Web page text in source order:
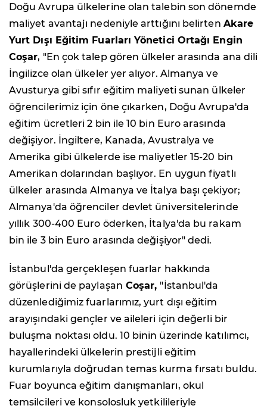
Doğu Avrupa ülkelerine olan talebin son dönemde
maliyet avantajı nedeniyle arttığını belirten Akare
Yurt Dışı Eğitim Fuarları Yönetici Ortağı Engin
Coşar, "En çok talep gören ülkeler arasında ana dili
İngilizce olan ülkeler yer alıyor. Almanya ve
Avusturya gibi sıfır eğitim maliyeti sunan ülkeler
öğrencilerimiz için öne çıkarken, Doğu Avrupa'da
eğitim ücretleri 2 bin ile 10 bin Euro arasında
değişiyor. İngiltere, Kanada, Avustralya ve
Amerika gibi ülkelerde ise maliyetler 15-20 bin
Amerikan dolarından başlıyor. En uygun fiyatlı
ülkeler arasında Almanya ve İtalya başı çekiyor;
Almanya'da öğrenciler devlet üniversitelerinde
yıllık 300-400 Euro öderken, İtalya'da bu rakam
bin ile 3 bin Euro arasında değişiyor" dedi.
İstanbul'da gerçekleşen fuarlar hakkında
görüşlerini de paylaşan Coşar, "İstanbul'da
düzenlediğimiz fuarlarımız, yurt dışı eğitim
arayışındaki gençler ve aileleri için değerli bir
buluşma noktası oldu. 10 binin üzerinde katılımcı,
hayallerindeki ülkelerin prestijli eğitim
kurumlarıyla doğrudan temas kurma fırsatı buldu.
Fuar boyunca eğitim danışmanları, okul
temsilcileri ve konsolosluk yetkilileriyle